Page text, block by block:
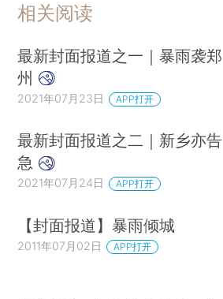
相关阅读
最新封面报道之一｜暴雨袭郑
州
2021年07月23日 APP打开
最新封面报道之二｜新乡亦告
急
2021年07月24日 APP打开
【封面报道】暴雨倾城
2011年07月02日 APP打开